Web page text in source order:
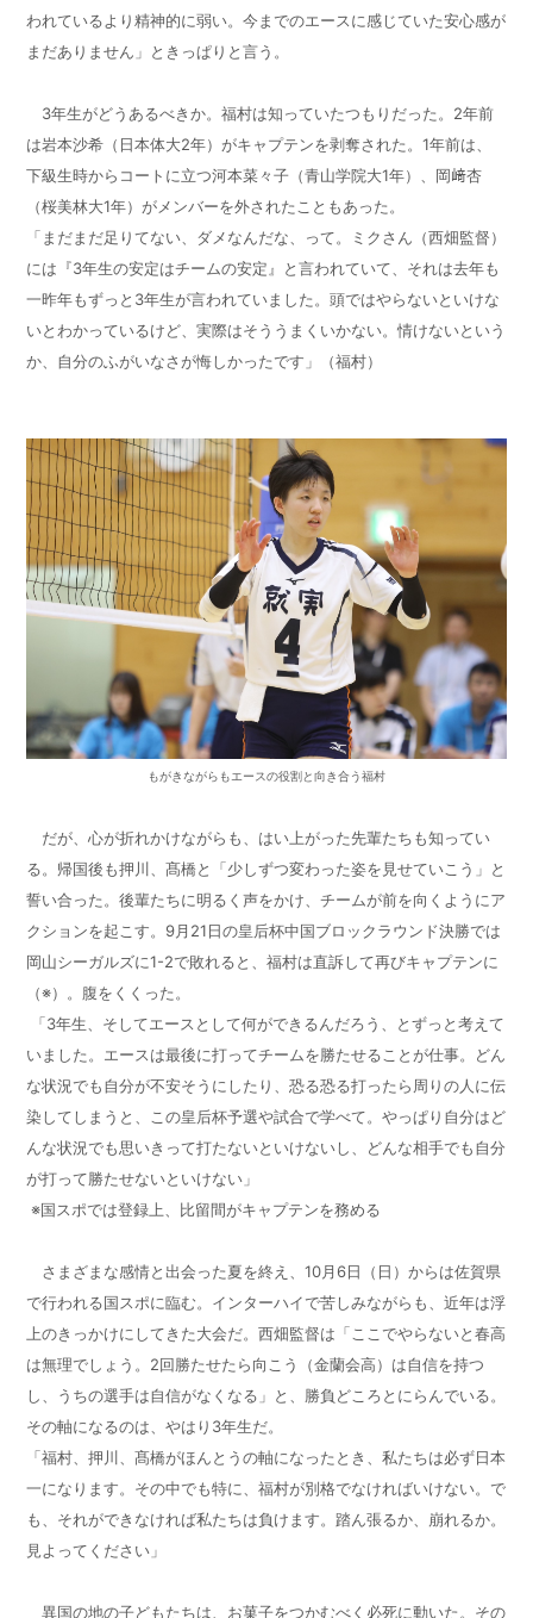
われているより精神的に弱い。今までのエースに感じていた安心感が
まだありません」ときっぱりと言う。
3年生がどうあるべきか。福村は知っていたつもりだった。 2年前
は岩本沙希（日本体大2年）がキャプテンを剥奪された。1年前は、
下級生時からコートに立つ河本菜々子（青山学院大1年）、岡﨑杏
（桜美林大1年）がメンバーを外されたこともあった。
「まだまだ足りてない、ダメなんだな、って。ミクさん（西畑監督）
には『3年生の安定はチームの安定』と言われていて、それは去年も
一昨年もずっと 3年生が言われていました。頭ではやらないといけな
いとわかっているけど、実際はそううまくいかない。情けないという
か、自分のふがいなさが悔しかったです」（福村）
もがきながらもエースの役割と向き合う福村
だが、心が折れかけながらも、はい上がった先輩たちも知ってい
る。帰国後も押川、髙橋と「少しずつ変わった姿を見せていこう」と
誓い合った。後輩たちに明るく声をかけ、チームが前を向くようにア
クションを起こす。 9月 21日の皇后杯中国ブロックラウンド決勝では
岡山シーガルズに1-2で敗れると、福村は直訴して再びキャプテンに
（※）。腹をくくった。
「3年生、そしてエースとして何ができるんだろう、とずっと考えて
いました。エースは最後に打ってチームを勝たせることが仕事。どん
な状況でも自分が不安そうにしたり、恐る恐る打ったら周りの人に伝
染してしまうと、この皇后杯予選や試合で学べて。やっぱり自分はど
んな状況でも思いきって打たないといけないし、どんな相手でも自分
が打って勝たせないといけない」
※国スポでは登録上、比留間がキャプテンを務める
さまざまな感情と出会った夏を終え、10月6日（日）からは佐賀県
で行われる国スポに臨む。インターハイで苦しみながらも、近年は浮
上のきっかけにしてきた大会だ。西畑監督は「ここでやらないと春高
は無理でしょう。 2回勝たせたら向こう（金蘭会高）は自信を持つ
し、うちの選手は自信がなくなる」と、勝負どころとにらんでいる。
その軸になるのは、やはり 3年生だ。
「福村、押川、髙橋がほんとうの軸になったとき、私たちは必ず日本
一になります。その中でも特に、福村が別格でなければいけない。で
も、それができなければ私たちは負けます。踏ん張るか、崩れるか。
見よってください」
異国の地の子どもたちは、お菓子をつかむべく必死に動いた。その